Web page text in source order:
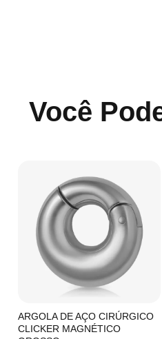
Você
ARGOLA DE AÇO CIRÚRGICO
CLICKER MAGNÉTICO